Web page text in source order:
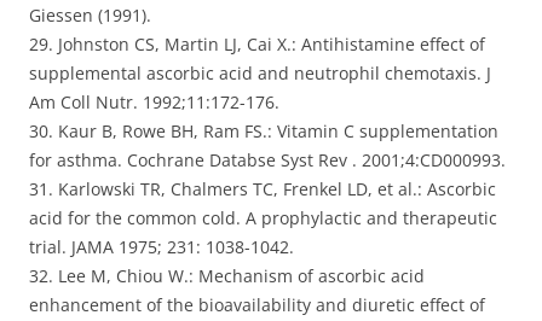
Giessen (1991).
29. Johnston CS, Martin LJ, Cai X.: Antihistamine effect of
supplemental ascorbic acid and neutrophil chemotaxis. J
Am Coll Nutr. 1992;11:172-176.
30. Kaur B, Rowe BH, Ram FS.: Vitamin C supplementation
for asthma. Cochrane Databse Syst Rev . 2001;4:CD000993.
31. Karlowski TR, Chalmers TC, Frenkel LD, et al.: Ascorbic
acid for the common cold. A prophylactic and therapeutic
trial. JAMA 1975; 231: 1038-1042.
32. Lee M, Chiou W.: Mechanism of ascorbic acid
enhancement of the bioavailability and diuretic effect of